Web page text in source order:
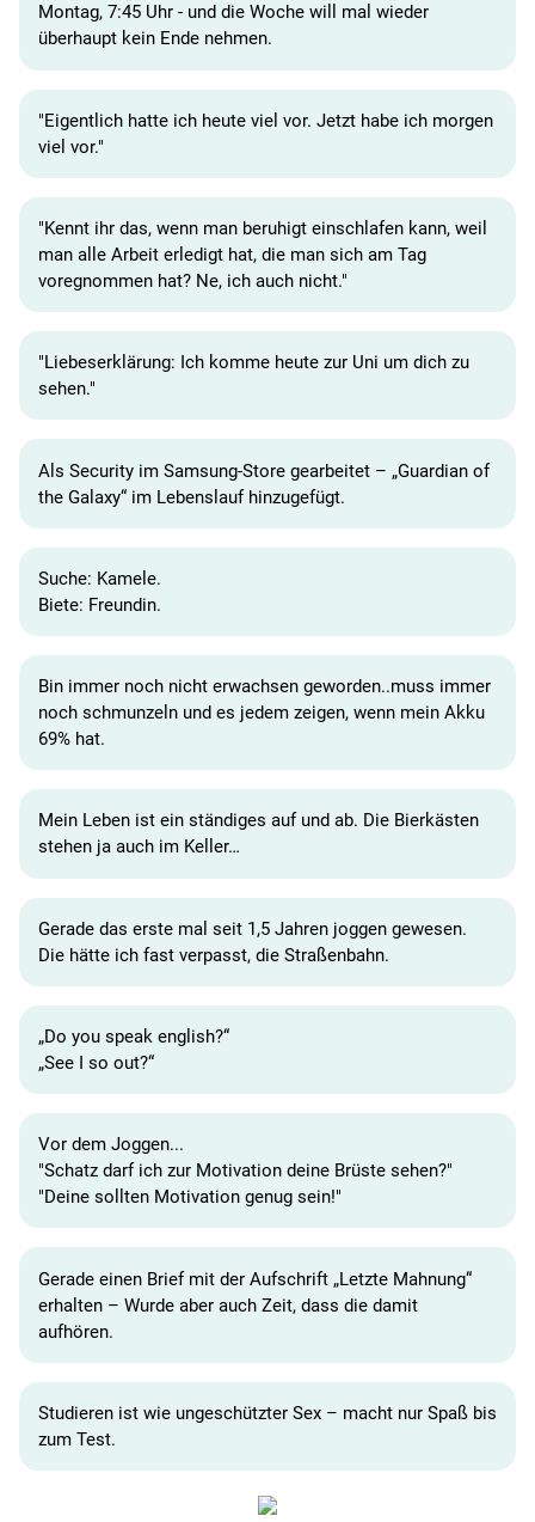
Montag, 7:45 Uhr - und die Woche will mal wieder
überhaupt kein Ende nehmen.
"Eigentlich hatte ich heute viel vor. Jetzt habe ich morgen
viel vor."
"Kennt ihr das, wenn man beruhigt einschlafen kann, weil
man alle Arbeit erledigt hat, die man sich am Tag
voregnommen hat? Ne, ich auch nicht."
"Liebeserklärung: Ich komme heute zur Uni um dich zu
sehen."
Als Security im Samsung-Store gearbeitet – „Guardian of
the Galaxy“ im Lebenslauf hinzugefügt.
Suche: Kamele.
Biete: Freundin.
Bin immer noch nicht erwachsen geworden..muss immer
noch schmunzeln und es jedem zeigen, wenn mein Akku
69% hat.
Mein Leben ist ein ständiges auf und ab. Die Bierkästen
stehen ja auch im Keller…
Gerade das erste mal seit 1,5 Jahren joggen gewesen.
Die hätte ich fast verpasst, die Straßenbahn.
„Do you speak english?“
„See I so out?“
Vor dem Joggen...
"Schatz darf ich zur Motivation deine Brüste sehen?"
"Deine sollten Motivation genug sein!"
Gerade einen Brief mit der Aufschrift „Letzte Mahnung“
erhalten – Wurde aber auch Zeit, dass die damit
aufhören.
Studieren ist wie ungeschützter Sex – macht nur Spaß bis
zum Test.